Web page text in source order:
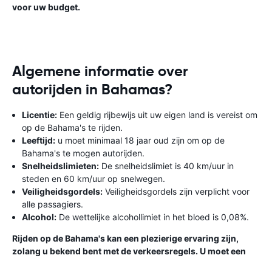
voor uw budget.
Algemene informatie over
autorijden in Bahamas?
Licentie: Een geldig rijbewijs uit uw eigen land is vereist om
op de Bahama's te rijden.
Leeftijd: u moet minimaal 18 jaar oud zijn om op de
Bahama's te mogen autorijden.
Snelheidslimieten: De snelheidslimiet is 40 km/uur in
steden en 60 km/uur op snelwegen.
Veiligheidsgordels: Veiligheidsgordels zijn verplicht voor
alle passagiers.
Alcohol: De wettelijke alcohollimiet in het bloed is 0,08%.
Rijden op de Bahama's kan een plezierige ervaring zijn,
zolang u bekend bent met de verkeersregels. U moet een